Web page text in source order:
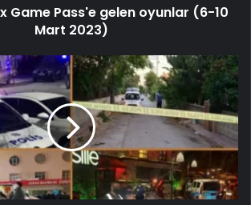
Game Pass'e gelen oyunlar (6-10
Mart 2023)